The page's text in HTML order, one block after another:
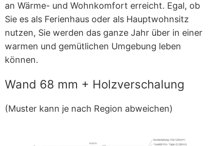
an Wärme- und Wohnkomfort erreicht. Egal, ob
Sie es als Ferienhaus oder als Hauptwohnsitz
nutzen, Sie werden das ganze Jahr über in einer
warmen und gemütlichen Umgebung leben
können.
Wand 68 mm + Holzverschalung
(Muster kann je nach Region abweichen)